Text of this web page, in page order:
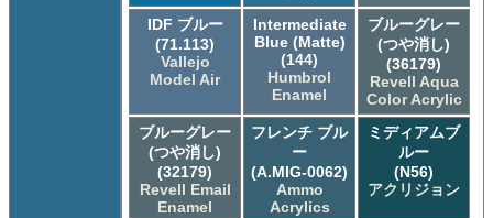
IDF ブルー
(71.113)
Vallejo
Model Air
Intermediate
Blue (Matte)
(144)
Humbrol
Enamel
ブルーグレー
(つや消し)
(36179)
Revell Aqua
Color Acrylic
ブルーグレー
(つや消し)
(32179)
Revell Email
Enamel
フレンチ ブル
ー
(A.MIG-0062)
Ammo
Acrylics
ミディアムブ
ルー
(N56)
アクリジョン